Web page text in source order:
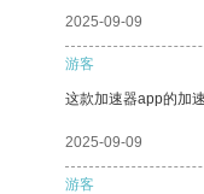
2025-09-09
游客
这款加速器app的加
2025-09-09
游客